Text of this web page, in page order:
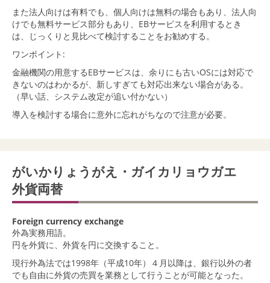
また法人向けは有料でも、個人向けは無料の場合もあり、法人向
けでも無料サービス部分もあり、EBサービスを利用するとき
は、じっくりと見比べて検討することをお勧めする。
ワンポイント:
金融機関の用意するEBサービスは、余りにも古いOSには対応で
きないのはわかるが、新しすぎても対応出来ない場合がある。
（早い話、システム改定が追い付かない）
導入を検討する場合に意外に忘れがちなので注意が必要。
がいかりょうがえ・ガイカリョウガエ
外貨両替
Foreign currency exchange
外為実務用語。
円を外貨に、外貨を円に交換すること。
現行外為法では1998年（平成10年）４月以降は、銀行以外の者
でも自由に外貨の売買を業務として行うことが可能となった。